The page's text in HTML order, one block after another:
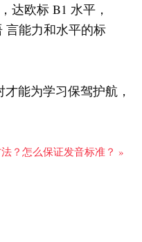
欧标 B1 水平，
言能力和水平的标
能为学习保驾护航，
？怎么保证发音标准？ »